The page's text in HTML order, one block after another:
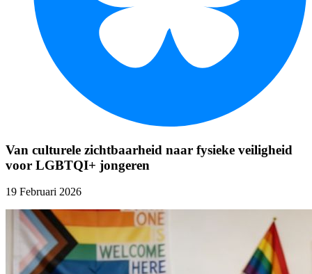
Van culturele zichtbaarheid naar fysieke veiligheid
voor LGBTQI+ jongeren
19 Februari 2026